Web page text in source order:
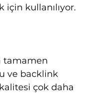
kullanılıyor.
tamamen
ve backlink
çok daha